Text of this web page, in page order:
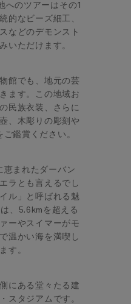
へのツアーはその1
的なビーズ細工、
などのデモンスト
いただけます。
館でも、地元の芸
ます。この地域お
民族衣装、さらに
、木彫りの彫刻や
鑑賞ください。
恵まれたダーバン
ラとも言えるでし
ル」と呼ばれる魅
、5.6kmを超える
ーやスイマーがモ
温かい海を満喫し
す。
にある堂々たる建
スタジアムです。